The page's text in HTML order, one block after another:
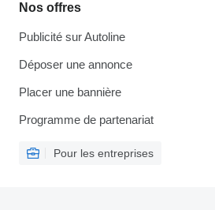
Nos offres
Publicité sur Autoline
Déposer une annonce
Placer une bannière
Programme de partenariat
Pour les entreprises